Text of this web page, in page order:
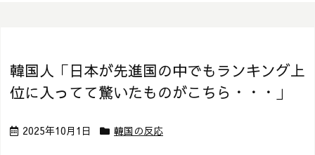
韓国人「日本が先進国の中でもランキング上
位に入ってて驚いたものがこちら・・・」
2025年10月1日 韓国の反応